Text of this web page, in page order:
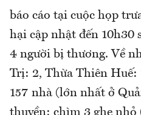
báo cáo tại cuộc họp
hại cập nhật đến 10h30
4 người bị thương. Về
Trị: 2, Thừa Thiên Huế:
157 nhà (lớn nhất ở
thuyền: chìm 3 ghe